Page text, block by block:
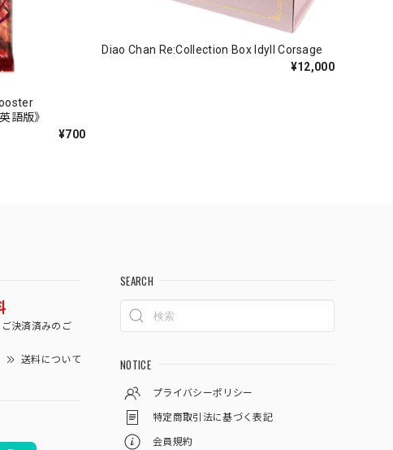
語版》
¥700
Diao Chan Re:Collection Box Idyll Corsage
¥12,000
決済済みのご
送料について
SEARCH
NOTICE
プライバシーポリシー
特定商取引法に基づく表記
会員規約